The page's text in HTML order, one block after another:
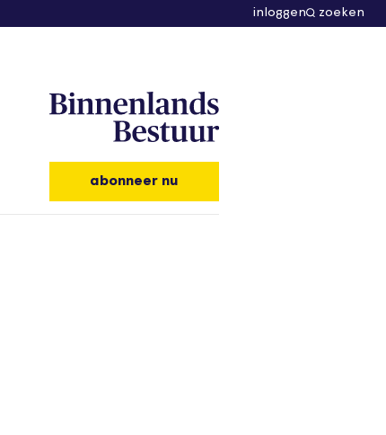
inloggen zoeken
abonneer nu